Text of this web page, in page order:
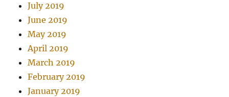
July 2019
June 2019
May 2019
April 2019
March 2019
February 2019
January 2019